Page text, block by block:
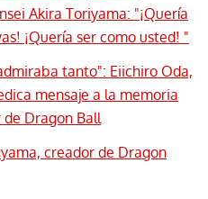
Akira Toriyama: "¡Quería
¡Quería ser como usted! "
tanto": Eiichiro Oda,
mensaje a la memoria
Dragon Ball
creador de Dragon